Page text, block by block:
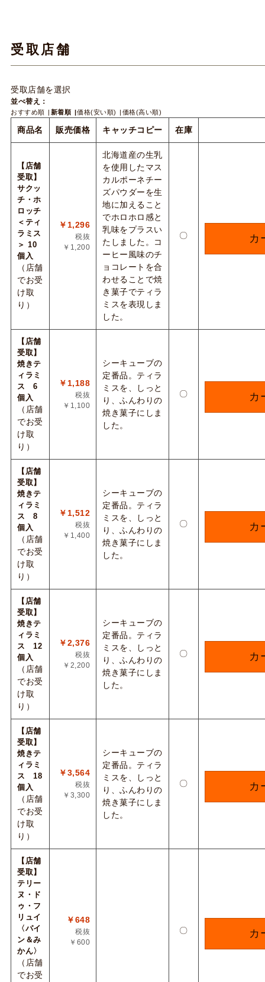
受取店舗
受取店舗を選択
並べ替え：
おすすめ順 新着順 価格(安い順) 価格(高い順)
商品名 販売価格 キャッチコピー 在庫
【店舗
受取】
サクッ
チ・ホ
ロッチ
＜ティ
ラミス
＞ 10
個入
（店舗
でお受
け取
り）
￥1,296
税抜
￥1,200
北海道産の生乳
を使用したマス
カルポーネチー
ズパウダーを生
地に加えること
でホロホロ感と
乳味をプラスい
たしました。コ
ーヒー風味のチ
ョコレートを合
わせることで焼
き菓子でティラ
ミスを表現しま
した。
〇 カ
【店舗
受取】
焼きテ
ィラミ
ス 6
個入
（店舗
でお受
け取
り）
￥1,188
税抜
￥1,100
シーキューブの
定番品。ティラ
ミスを、しっと
り、ふんわりの
焼き菓子にしま
した。
〇 カ
【店舗
受取】
焼きテ
ィラミ
ス 8
個入
（店舗
でお受
け取
り）
￥1,512
税抜
￥1,400
シーキューブの
定番品。ティラ
ミスを、しっと
り、ふんわりの
焼き菓子にしま
した。
〇 カ
【店舗
受取】
焼きテ
ィラミ
ス 12
個入
（店舗
でお受
け取
り）
￥2,376
税抜
￥2,200
シーキューブの
定番品。ティラ
ミスを、しっと
り、ふんわりの
焼き菓子にしま
した。
〇 カ
【店舗
受取】
焼きテ
ィラミ
ス 18
個入
（店舗
でお受
け取
り）
￥3,564
税抜
￥3,300
シーキューブの
定番品。ティラ
ミスを、しっと
り、ふんわりの
焼き菓子にしま
した。
〇 カ
【店舗
受取】
テリー
ヌ・ド
ゥ・フ
リュイ
〈パイ
ン＆み
かん〉
（店舗
でお受
￥648
税抜
￥600
〇 カ